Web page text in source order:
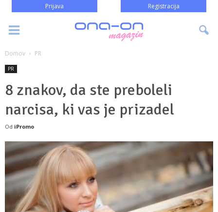
Prijava Registracija
Domov PR
PR
8 znakov, da ste preboleli
narcisa, ki vas je prizadel
Od iPromo